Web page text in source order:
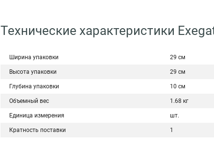
Технические характеристики
Ширина упаковки 29 см
Высота упаковки 29 см
Глубина упаковки 10 см
Объемный вес 1.68 кг
Единица измерения шт.
Кратность поставки 1